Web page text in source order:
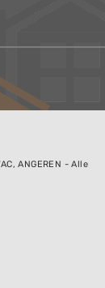
ANGEREN - Alle